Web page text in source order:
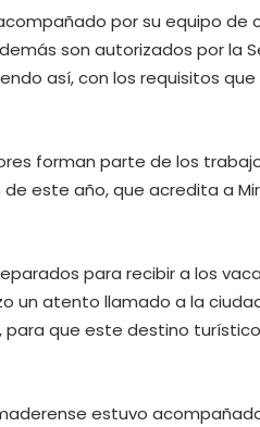
por su equipo de
son autorizados por la
así, con los requisitos
forman parte de los
este año, que acredita a
para recibir a los
un atento llamado a la
para que este destino
estuvo